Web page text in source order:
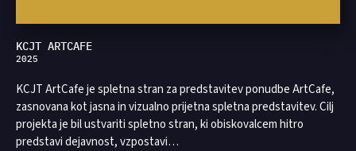
KCJT ARTCAFE
2025
KCJT ArtCafe je spletna stran za predstavitev ponudbe ArtCafe,
zasnovana kot jasna in vizualno prijetna spletna predstavitev. Cilj
projekta je bil ustvariti spletno stran, ki obiskovalcem hitro
predstavi dejavnost, vzpostavi…